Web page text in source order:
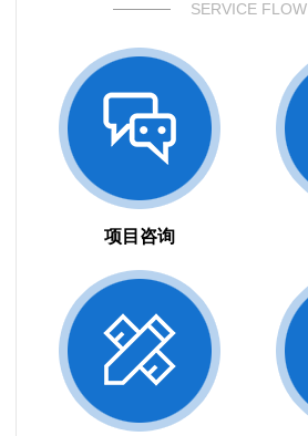
SERVICE FLOW
项目咨询